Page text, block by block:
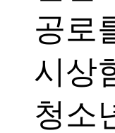
공로
시상
청소